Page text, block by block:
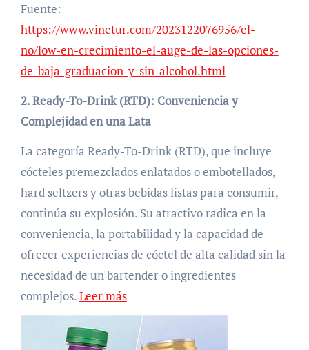
Fuente:
https://www.vinetur.com/2023122076956/el-
no/low-en-crecimiento-el-auge-de-las-opciones-
de-baja-graduacion-y-sin-alcohol.html
2. Ready-To-Drink (RTD): Conveniencia y
Complejidad en una Lata
La categoría Ready-To-Drink (RTD), que incluye
cócteles premezclados enlatados o embotellados,
hard seltzers y otras bebidas listas para consumir,
continúa su explosión. Su atractivo radica en la
conveniencia, la portabilidad y la capacidad de
ofrecer experiencias de cóctel de alta calidad sin la
necesidad de un bartender o ingredientes
complejos.Leer más